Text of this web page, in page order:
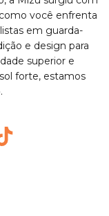
você enfrenta
em guarda-
e design para
superior e
forte, estamos